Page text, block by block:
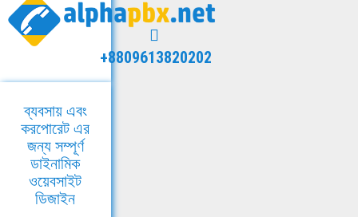
+8809613820202
ব্যবসায় এবং
করপোরেট এর
জন্য সম্পূর্ণ
ডাইনামিক
ওয়েবসাইট
ডিজাইন